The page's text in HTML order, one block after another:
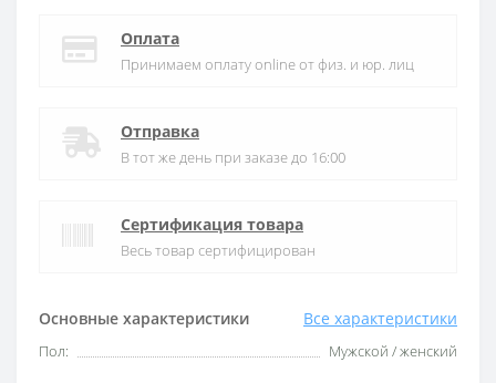
Основные характеристики Все характеристики
Пол: Мужской / женский
Оплата
Принимаем оплату online от физ. и юр. лиц
Отправка
В тот же день при заказе до 16:00
Сертификация товара
Весь товар сертифицирован